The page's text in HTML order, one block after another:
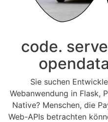
code.
Sie suchen
Webanwendung in Flask,
Native? Menschen, die
Web-APIs betrachten